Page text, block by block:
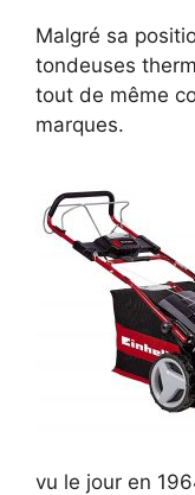
Malgré sa
tondeuses
tout de même
marques.
vu le jour en